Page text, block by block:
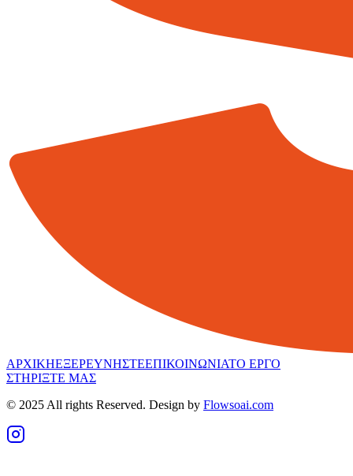
ΑΡΧΙΚΗΕΞΕΡΕΥΝΗΣΤΕΕΠΙΚΟΙΝΩΝΙΑΤΟ ΕΡΓΟ
ΣΤΗΡΙΞΤΕ ΜΑΣ
© 2025 All rights Reserved. Design by Flowsoai.com